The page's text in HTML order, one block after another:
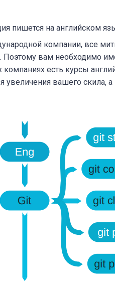
пишется на английском
компании, все
Поэтому вам необходимо
компаниях есть курсы
увеличения вашего скила, а